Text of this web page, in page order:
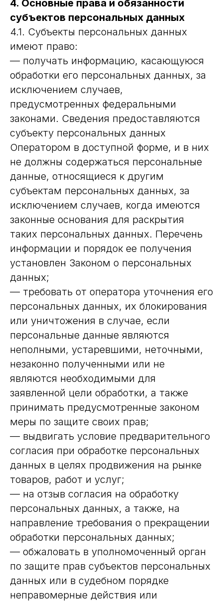
4. Основные права и обязанности
субъектов персональных данных
4.1. Субъекты персональных данных
имеют право:
— получать информацию, касающуюся
обработки его персональных данных, за
исключением случаев,
предусмотренных федеральными
законами. Сведения предоставляются
субъекту персональных данных
Оператором в доступной форме, и в них
не должны содержаться персональные
данные, относящиеся к другим
субъектам персональных данных, за
исключением случаев, когда имеются
законные основания для раскрытия
таких персональных данных. Перечень
информации и порядок ее получения
установлен Законом о персональных
данных;
— требовать от оператора уточнения его
персональных данных, их блокирования
или уничтожения в случае, если
персональные данные являются
неполными, устаревшими, неточными,
незаконно полученными или не
являются необходимыми для
заявленной цели обработки, а также
принимать предусмотренные законом
меры по защите своих прав;
— выдвигать условие предварительного
согласия при обработке персональных
данных в целях продвижения на рынке
товаров, работ и услуг;
— на отзыв согласия на обработку
персональных данных, а также, на
направление требования о прекращении
обработки персональных данных;
— обжаловать в уполномоченный орган
по защите прав субъектов персональных
данных или в судебном порядке
неправомерные действия или